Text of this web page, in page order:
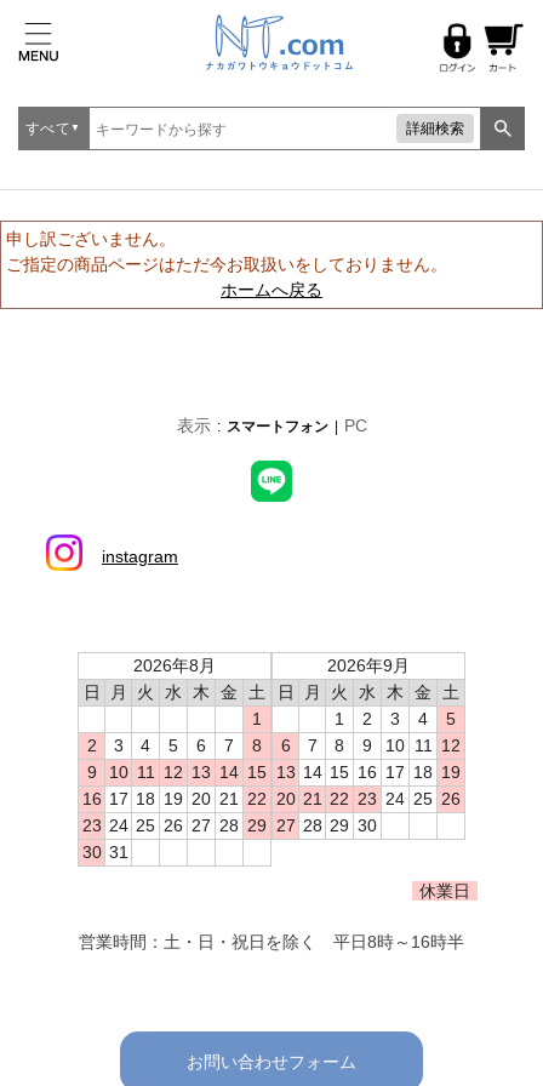
すべて ▼ 詳細検索
申し訳ございません。
ご指定の商品ページはただ今お取扱いをしておりません。
ホームへ戻る
表示 スマートフォン PC
instagram
2026年8月
日
月 火 水 木 金
土
1
2
3 4 5 6 7
8
9
10 11 12 13 14 15
16 17 18 19 20 21
22
23 24 25 26 27 28 29
30 31
2026年9月
日
月 火 水 木 金
土
1
2 3 4
5
6
7 8 9 10 11
12
13 14 15 16 17 18 19
20 21 22 23 24 25 26
27 28 29 30
休業日
営業時間：土・日・祝日を除く 平日8時～16時半
お問い合わせフォーム